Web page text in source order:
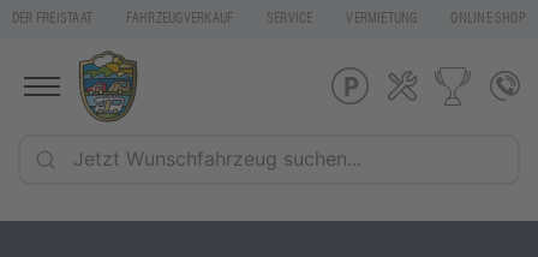
DER FREISTAAT FAHRZEUGVERKAUF SERVICE VERMIETUNG ONLINE SHOP